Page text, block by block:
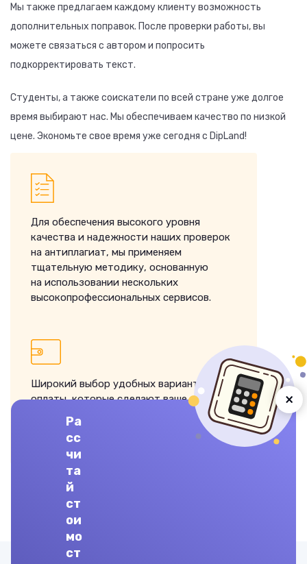
Мы также предлагаем каждому клиенту возможность
дополнительных поправок. После проверки работы, вы
можете связаться с автором и попросить
подкорректировать текст.
Студенты, а также соискатели по всей стране уже долгое
время выбирают нас. Мы обеспечиваем качество по низкой
цене. Экономьте свое время уже сегодня с DipLand!
Для обеспечения высокого уровня
качества и надежности наших проверок
на антиплагиат, мы применяем
тщательную методику, основанную
на использовании нескольких
высокопрофессиональных сервисов.
Широкий выбор удобных вариантов
оплаты, которые сделают ваше
сотрудничество с нами максимально
комфортным и беззаботным.
Ра
сс
чи
та
й
ст
ои
мо
ст
×